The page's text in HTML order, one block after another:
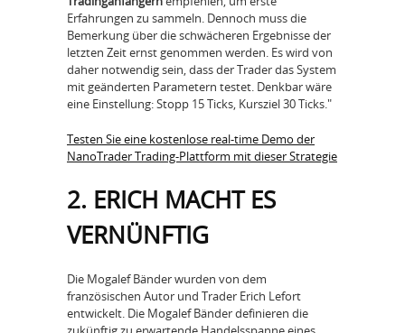
Erfahrungen zu sammeln. Dennoch muss die
Bemerkung über die schwächeren Ergebnisse der
letzten Zeit ernst genommen werden. Es wird von
daher notwendig sein, dass der Trader das System
mit geänderten Parametern testet. Denkbar wäre
eine Einstellung: Stopp 15 Ticks, Kursziel 30 Ticks."
Testen Sie eine kostenlose real-time Demo der
NanoTrader Trading-Plattform mit dieser Strategie
2. ERICH MACHT ES
VERNÜNFTIG
Die Mogalef Bänder wurden von dem
französischen Autor und Trader Erich Lefort
entwickelt. Die Mogalef Bänder definieren die